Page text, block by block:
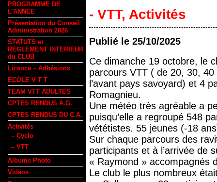
PROGRAMME DE
L’ANNEE
Présentation du Conseil
Administration 2026
STATUTS et
REGLEMENT INTERIEUR
du CLUB
Licence – Adhésions
ECOLE V T T
TEAM VTT ADULTES
CPTES RENDUS A.G.
CPTES RENDUS DU C.A.
Activités
– Cyclo
– VTT
Albums Photo
Vidéos
- VTT, Activités
Publié le 25/10/2025
Ce dimanche 19 octobre, le
parcours VTT ( de 20, 30,
l’avant pays savoyard) et 4
Romagnieu.
Une météo très agréable a
puisqu’elle a regroupé 548
vététistes. 55 jeunes (-18
Sur chaque parcours des
participants et à l’arrivée de
« Raymond » accompagnés
Le club le plus nombreux